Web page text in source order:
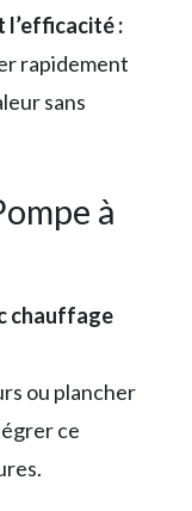
:
rapidement
sans
à
chauffage
ou plancher
ce